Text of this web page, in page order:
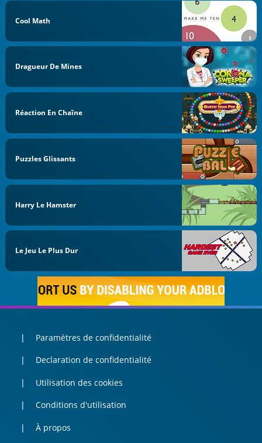
Cool Math
Dragueur De Mines
Réaction En Chaîne
Puzzles Glissants
Harry Le Hamster
Le Jeu Le Plus Dur
Paramètres de confidentialité
Declaration de confidentialité
Utilisation des cookies
Conditions d'utilisation
À propos